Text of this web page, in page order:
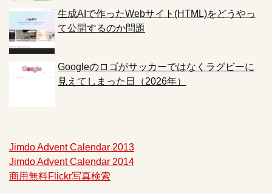
生成AIで作ったWebサイト(HTML)をどうやっ
て公開するのか問題
Googleのロゴがサッカーではなくラグビーに
見えてしまった日（2026年）
Jimdo Advent Calendar 2013
Jimdo Advent Calendar 2014
商用無料Flickr写真検索